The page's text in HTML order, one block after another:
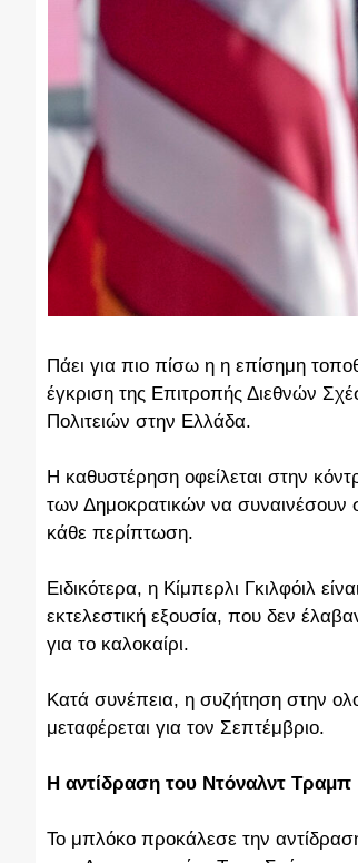
Πάει για πιο πίσω η η επίσημη
έγκριση της Επιτροπής Διεθνών
Πολιτειών στην Ελλάδα.
Η καθυστέρηση οφείλεται στην
των Δημοκρατικών να συναινέσουν
κάθε περίπτωση.
Ειδικότερα, η Κίμπερλι Γκιλφόιλ
εκτελεστική εξουσία, που δεν
για το καλοκαίρι.
Κατά συνέπεια, η συζήτηση στην
μεταφέρεται για τον Σεπτέμβριο.
Η αντίδραση του Ντόναλντ Τραμπ
Το μπλόκο προκάλεσε την